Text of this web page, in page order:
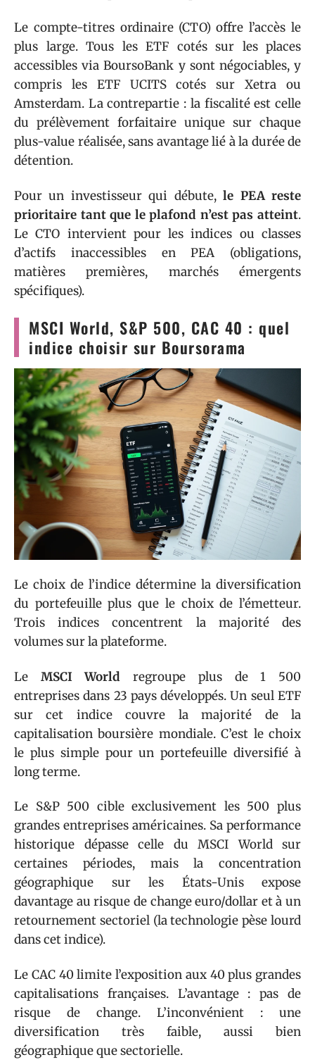
Le compte-titres ordinaire (CTO) offre l’accès le
plus large. Tous les ETF cotés sur les places
accessibles via BoursoBank y sont négociables, y
compris les ETF UCITS cotés sur Xetra ou
Amsterdam. La contrepartie : la fiscalité est celle
du prélèvement forfaitaire unique sur chaque
plus-value réalisée, sans avantage lié à la durée de
détention.
Pour un investisseur qui débute,le PEA reste
prioritaire tant que le plafond n’est pas atteint.
Le CTO intervient pour les indices ou classes
d’actifs inaccessibles en PEA (obligations,
matières premières, marchés émergents
spécifiques).
MSCI World, S&P 500, CAC 40 : quel
indice choisir sur Boursorama
Le choix de l’indice détermine la diversification
du portefeuille plus que le choix de l’émetteur.
Trois indices concentrent la majorité des
volumes sur la plateforme.
Le MSCI World regroupe plus de 1 500
entreprises dans 23 pays développés. Un seul ETF
sur cet indice couvre la majorité de la
capitalisation boursière mondiale. C’est le choix
le plus simple pour un portefeuille diversifié à
long terme.
Le S&P 500 cible exclusivement les 500 plus
grandes entreprises américaines. Sa performance
historique dépasse celle du MSCI World sur
certaines périodes, mais la concentration
géographique sur les États-Unis expose
davantage au risque de change euro/dollar et à un
retournement sectoriel (la technologie pèse lourd
dans cet indice).
Le CAC 40 limite l’exposition aux 40 plus grandes
capitalisations françaises. L’avantage : pas de
risque de change. L’inconvénient : une
diversification très faible, aussi bien
géographique que sectorielle.